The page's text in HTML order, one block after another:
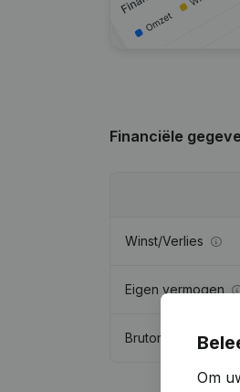
Financiële
Winst/Verlies
Eigen vermogen
Brutomarge
Om